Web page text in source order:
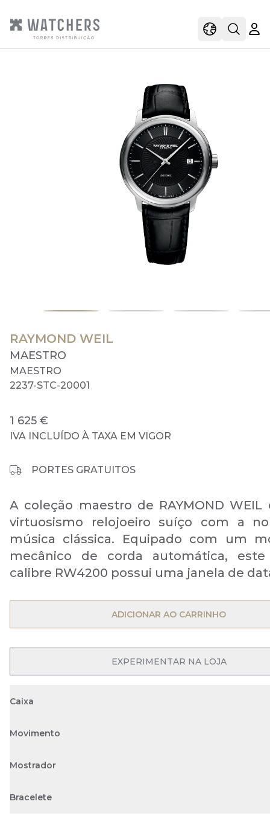
viewOpen
RAYMOND WEIL
MAESTRO
MAESTRO
2237-STC-20001
1 625 €
IVA INCLUÍDO À TAXA EM VIGOR
PORTES GRATUITOS
A coleção maestro de RAYMOND WEIL
virtuosismo relojoeiro suíço com a
música clássica. Equipado com um
mecânico de corda automática, este
calibre RW4200 possui uma janela de
OPEN MENU
ADICIONAR AO CARRINHO
EXPERIMENTAR NA LOJA
Caixa
Movimento
Mostrador
Bracelete